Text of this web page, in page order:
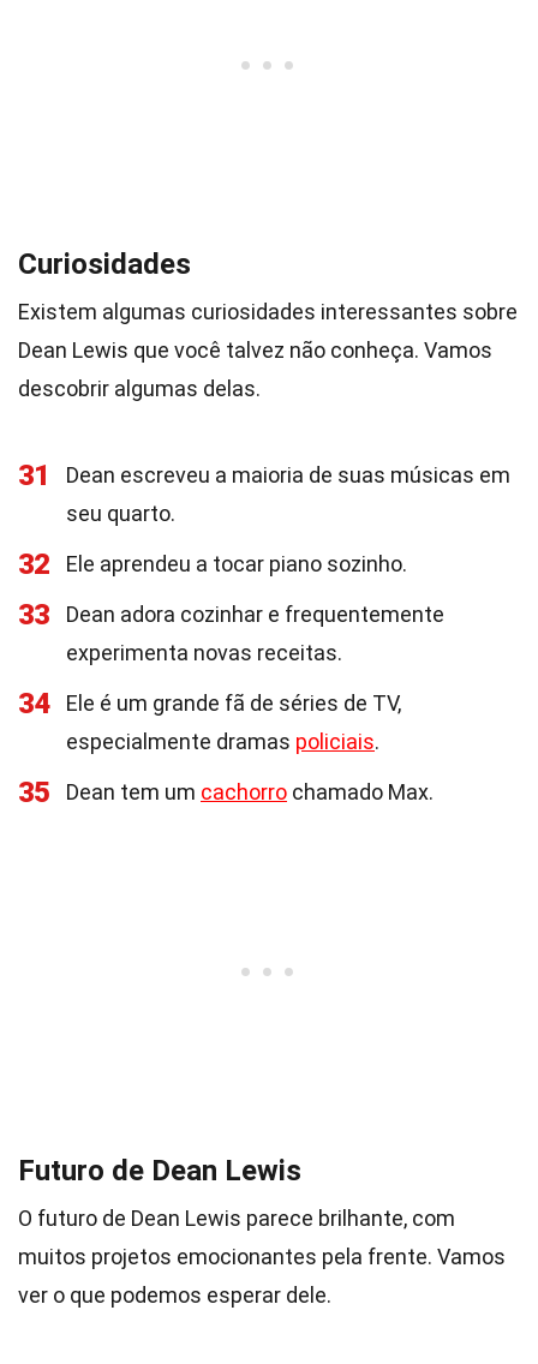
Curiosidades
Existem algumas curiosidades interessantes sobre
Dean Lewis que você talvez não conheça. Vamos
descobrir algumas delas.
31
Dean escreveu a maioria de suas músicas em
seu quarto.
32 Ele aprendeu a tocar piano sozinho.
33
Dean adora cozinhar e frequentemente
experimenta novas receitas.
34
Ele é um grande fã de séries de TV,
especialmente dramas policiais.
35 Dean tem um cachorro chamado Max.
Futuro de Dean Lewis
O futuro de Dean Lewis parece brilhante, com
muitos projetos emocionantes pela frente. Vamos
ver o que podemos esperar dele.